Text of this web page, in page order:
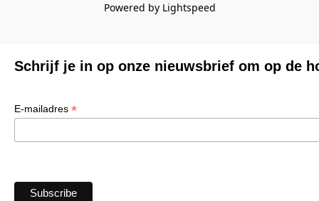
Powered by Lightspeed
Schrijf je in op onze nieuwsbrief om op de
E-mailadres *